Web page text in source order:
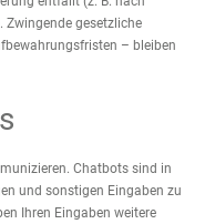
Zwingende gesetzliche
– bleiben
Chatbots sind in
und sonstigen Eingaben zu
Ihren Eingaben weitere